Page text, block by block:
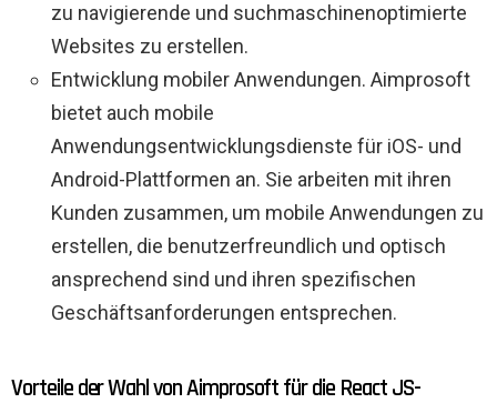
zu navigierende und suchmaschinenoptimierte
Websites zu erstellen.
Entwicklung mobiler Anwendungen. Aimprosoft
bietet auch mobile
Anwendungsentwicklungsdienste für iOS- und
Android-Plattformen an. Sie arbeiten mit ihren
Kunden zusammen, um mobile Anwendungen zu
erstellen, die benutzerfreundlich und optisch
ansprechend sind und ihren spezifischen
Geschäftsanforderungen entsprechen.
Vorteile der Wahl von Aimprosoft für die React JS-